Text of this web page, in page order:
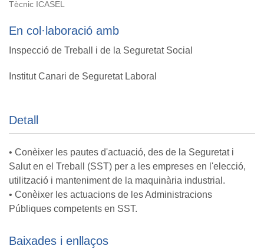
Tècnic ICASEL
En col·laboració amb
Inspecció de Treball i de la Seguretat Social
Institut Canari de Seguretat Laboral
Detall
• Conèixer les pautes d'actuació, des de la Seguretat i
Salut en el Treball (SST) per a les empreses en l'elecció,
utilització i manteniment de la maquinària industrial.
• Conèixer les actuacions de les Administracions
Públiques competents en SST.
Baixades i enllaços